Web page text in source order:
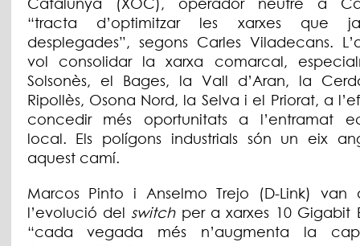
Catalunya (XOC), operador neutre a
“tracta d’optimitzar les xarxes que
desplegades”, segons Carles Viladecans.
vol consolidar la xarxa comarcal,
Solsonès, el Bages, la Vall d’Aran, la
Ripollès, Osona Nord, la Selva i el Priorat, a
concedir més oportunitats a l’entramat
local. Els polígons industrials són un eix
aquest camí.
Marcos Pinto i Anselmo Trejo (D-Link) van
l’evolució del switchper a xarxes 10 Gigabit
“cada vegada més n’augmenta la